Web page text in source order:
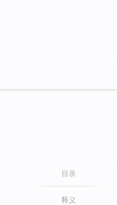
目录
释义